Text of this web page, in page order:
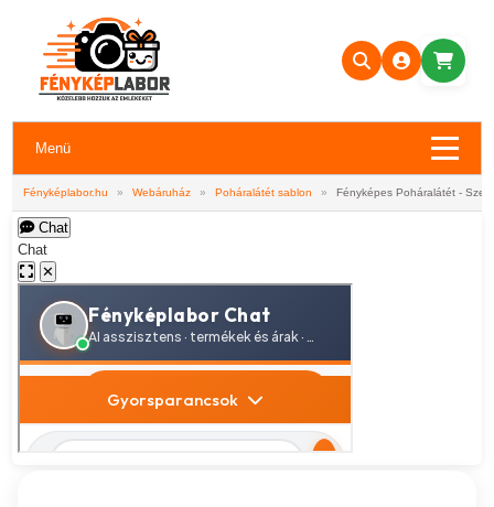
Menü
Fényképlabor.hu » Webáruház » Poháralátét sablon » Fényképes Poháralátét -
Chat
Chat
✕